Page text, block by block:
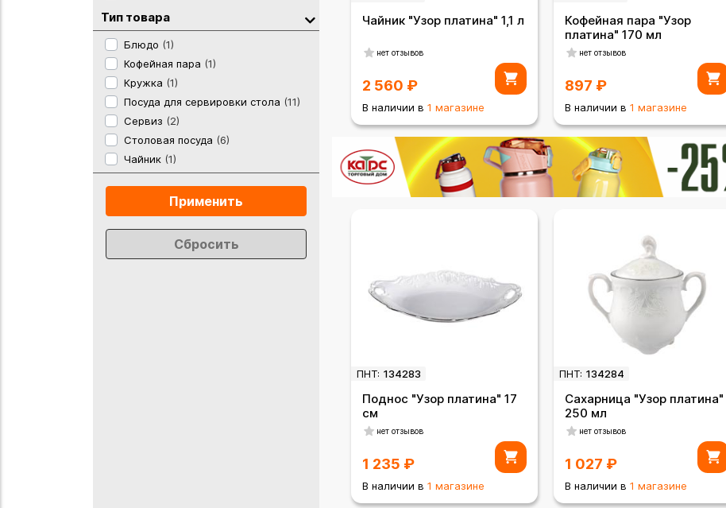
Тип товара
Блюдо (1)
Кофейная пара (1)
Кружка (1)
Посуда для сервировки стола (11)
Сервиз (2)
Столовая посуда (6)
Чайник (1)
Применить
Сбросить
Чайник "Узор платина" 1,1 л
нет отзывов
2 560 ₽
В наличии в 1 магазине
Кофейная пара "Узор
платина" 170 мл
нет отзывов
897 ₽
В наличии в 1 магазине
ПНТ: 134283
Поднос "Узор платина" 17
см
нет отзывов
1 235 ₽
В наличии в 1 магазине
ПНТ: 134284
Сахарница "Узор платина"
250 мл
нет отзывов
1 027 ₽
В наличии в 1 магазине